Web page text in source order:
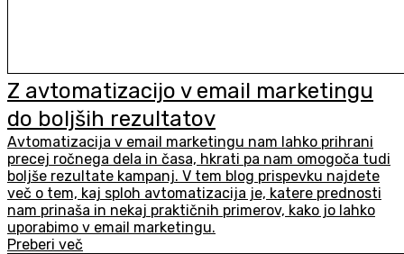
Z avtomatizacijo v email marketingu
do boljših rezultatov
Avtomatizacija v email marketingu nam lahko prihrani
precej ročnega dela in časa, hkrati pa nam omogoča tudi
boljše rezultate kampanj. V tem blog prispevku najdete
več o tem, kaj sploh avtomatizacija je, katere prednosti
nam prinaša in nekaj praktičnih primerov, kako jo lahko
uporabimo v email marketingu.
Preberi več